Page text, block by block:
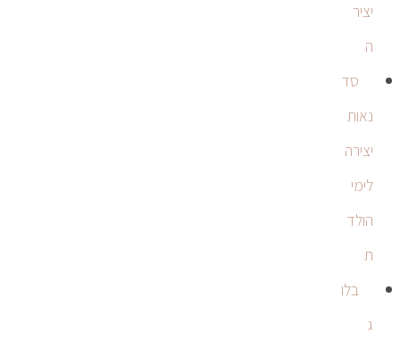
יציר
ה
סד
נאות
יצירה
לימי
הולד
ת
בלו
ג